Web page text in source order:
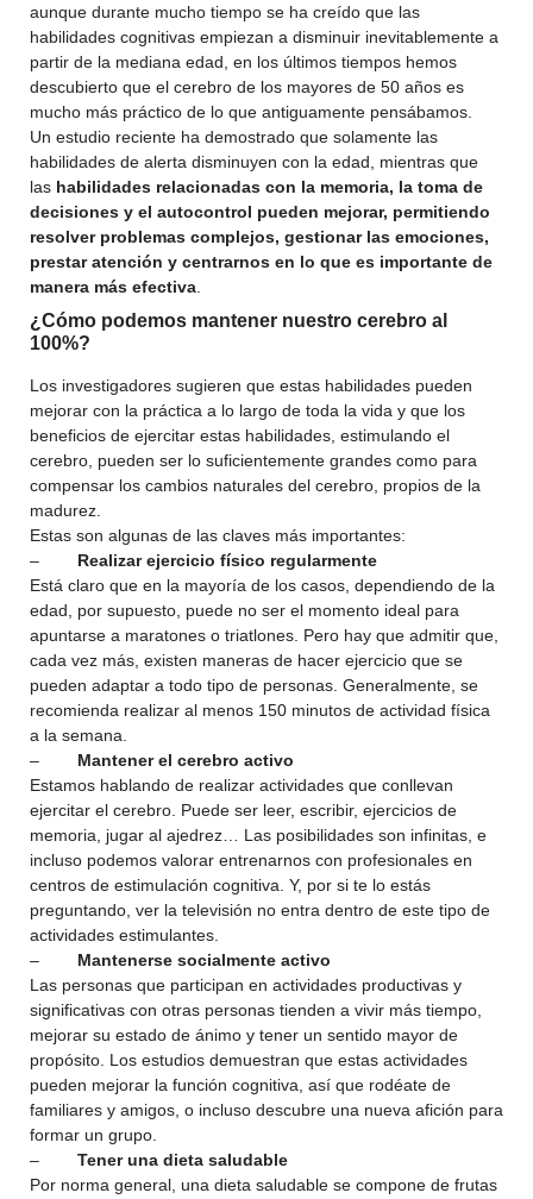
aunque durante mucho tiempo se ha creído que las
habilidades cognitivas empiezan a disminuir inevitablemente a
partir de la mediana edad, en los últimos tiempos hemos
descubierto que el cerebro de los mayores de 50 años es
mucho más práctico de lo que antiguamente pensábamos.
Un estudio reciente ha demostrado que solamente las
habilidades de alerta disminuyen con la edad, mientras que
las habilidades relacionadas con la memoria, la toma de
decisiones y el autocontrol pueden mejorar, permitiendo
resolver problemas complejos, gestionar las emociones,
prestar atención y centrarnos en lo que es importante de
manera más efectiva
¿Cómo podemos mantener nuestro cerebro al
100%?
Los investigadores sugieren que estas habilidades pueden
mejorar con la práctica a lo largo de toda la vida y que los
beneficios de ejercitar estas habilidades, estimulando el
cerebro, pueden ser lo suficientemente grandes como para
compensar los cambios naturales del cerebro, propios de la
madurez.
Estas son algunas de las claves más importantes:
– Realizar ejercicio físico regularmente
Está claro que en la mayoría de los casos, dependiendo de la
edad, por supuesto, puede no ser el momento ideal para
apuntarse a maratones o triatlones. Pero hay que admitir que,
cada vez más, existen maneras de hacer ejercicio que se
pueden adaptar a todo tipo de personas. Generalmente, se
recomienda realizar al menos 150 minutos de actividad física
a la semana.
– Mantener el cerebro activo
Estamos hablando de realizar actividades que conllevan
ejercitar el cerebro. Puede ser leer, escribir, ejercicios de
memoria, jugar al ajedrez… Las posibilidades son infinitas, e
incluso podemos valorar entrenarnos con profesionales en
centros de estimulación cognitiva. Y, por si te lo estás
preguntando, ver la televisión no entra dentro de este tipo de
actividades estimulantes.
– Mantenerse socialmente activo
Las personas que participan en actividades productivas y
significativas con otras personas tienden a vivir más tiempo,
mejorar su estado de ánimo y tener un sentido mayor de
propósito. Los estudios demuestran que estas actividades
pueden mejorar la función cognitiva, así que rodéate de
familiares y amigos, o incluso descubre una nueva afición para
formar un grupo.
– Tener una dieta saludable
Por norma general, una dieta saludable se compone de frutas